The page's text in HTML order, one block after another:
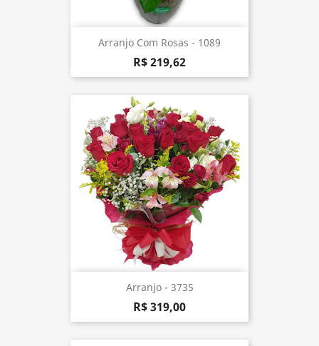
Arranjo Com Rosas - 1089
R$ 219,62
Arranjo - 3735
R$ 319,00